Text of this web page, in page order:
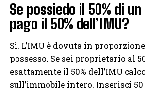
Se possiedo il 50% di
pago il 50% dell’IMU?
Sì. L’IMU è dovuta in
possesso. Se sei proprietario al
esattamente il 50% dell’IMU
sull’immobile intero. Inserisci